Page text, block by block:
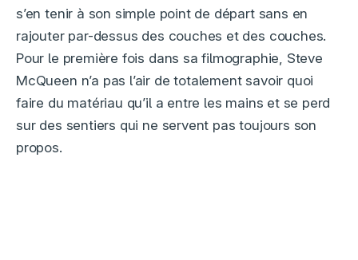
s’en tenir à son simple point de départ sans en
rajouter par-dessus des couches et des couches.
Pour le première fois dans sa filmographie, Steve
McQueen n’a pas l’air de totalement savoir quoi
faire du matériau qu’il a entre les mains et se perd
sur des sentiers qui ne servent pas toujours son
propos.